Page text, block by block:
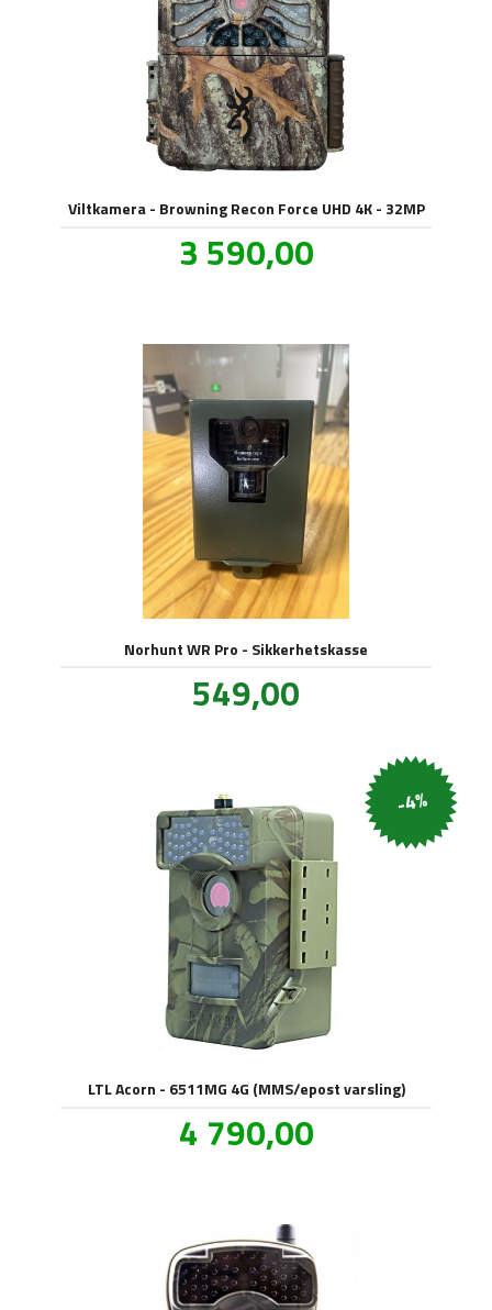
Viltkamera - Browning Recon Force UHD 4K - 32MP
Tilbud
3 590,00mva.
Norhunt WR Pro - Sikkerhetskasse
Pris
549,00
LTL Acorn - 6511MG 4G (MMS/epost varsling)
Tilbud
4 790,00
-4%
mva.